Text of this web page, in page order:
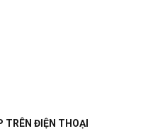
TRÊN ĐIỆN THOẠI